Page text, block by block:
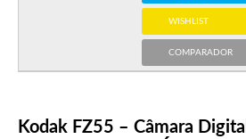
WISHLIST
COMPARADOR
Kodak FZ55 – Câmara